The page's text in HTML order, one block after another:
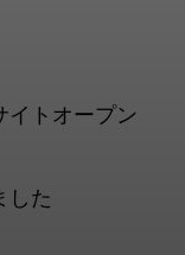
イトオープン
した